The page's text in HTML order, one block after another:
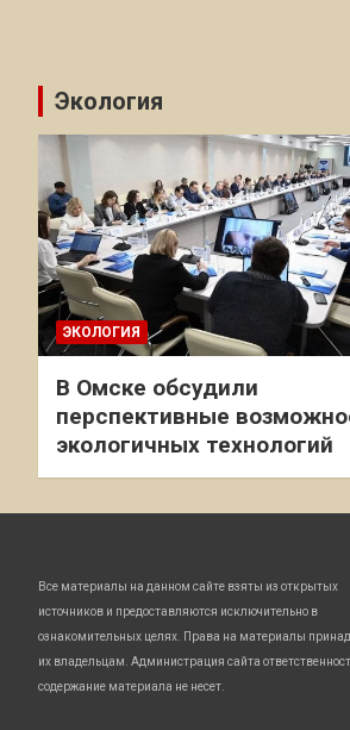
Экология
ЭКОЛОГИЯ
В Омске обсудили
перспективные
экологичных технологий
Все материалы на данном сайте взяты из открытых
источников и предоставляются исключительно в
ознакомительных целях. Права на материалы
их владельцам. Администрация сайта
содержание материала не несет.